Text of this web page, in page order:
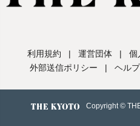
利用規約 | 運営団体 | 個
外部送信ポリシー
| ヘル
Copyright ©